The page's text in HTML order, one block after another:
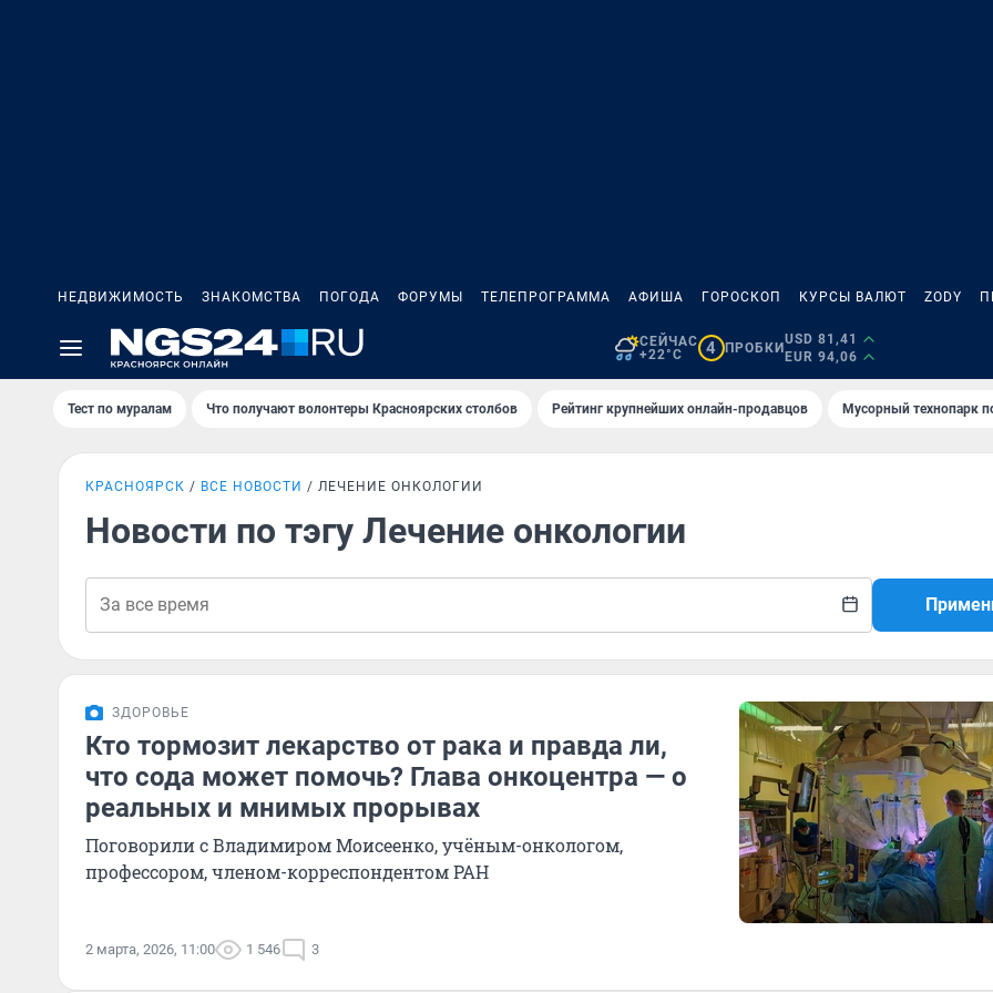
НЕДВИЖИМОСТЬ ЗНАКОМСТВА ПОГОДА ФОРУМЫ ТЕЛЕПРОГРАММА АФИША ГОРОСКОП КУРСЫ ВАЛЮТ ZODY
СЕЙЧАС
+22°C
4 ПРОБКИ
USD 81,41
EUR 94,06
Тест по мурaлaм Что получают волонтеры Красноярских столбов Рейтинг крупнейших онлайн-продавцов Мусорный технопарк
КРАСНОЯРСК ВСЕ НОВОСТИ ЛЕЧЕНИЕ ОНКОЛОГИИ
Новости по тэгу Лечение онкологии
ЗДОРОВЬЕ
Кто тормозит лекарство от рака и правда ли,
что сода может помочь? Глава онкоцентра — о
реальных и мнимых прорывах
Поговорили с Владимиром Моисеенко, учёным-онкологом,
профессором, членом-корреспондентом РАН
2 марта, 2026, 11:00 1 546 3